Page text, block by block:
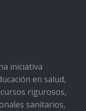
iniciativa
en salud,
rigurosos,
sanitarios,